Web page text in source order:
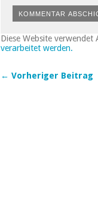
Diese Website
verarbeitet werden.
← Vorheriger Beitrag